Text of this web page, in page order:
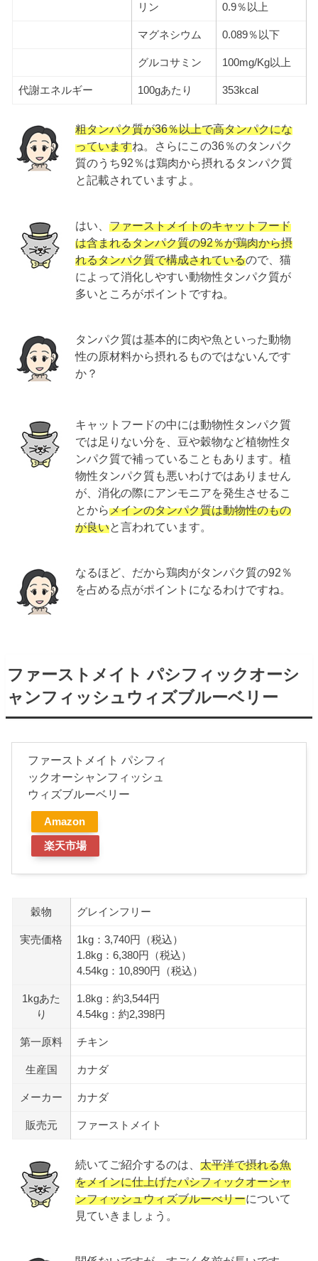
リン 0.9％以上
マグネシウム 0.089％以下
グルコサミン 100mg/Kg以上
代謝エネルギー 100gあたり 353kcal
粗タンパク質が36％以上で高タンパクにな
っていますね。さらにこの36％のタンパク
質のうち92％は鶏肉から摂れるタンパク質
と記載されていますよ。
はい、ファーストメイトのキャットフード
は含まれるタンパク質の92％が鶏肉から摂
れるタンパク質で構成されているので、猫
によって消化しやすい動物性タンパク質が
多いところがポイントですね。
タンパク質は基本的に肉や魚といった動物
性の原材料から摂れるものではないんです
か？
キャットフードの中には動物性タンパク質
では足りない分を、豆や穀物など植物性タ
ンパク質で補っていることもあります。植
物性タンパク質も悪いわけではありません
が、消化の際にアンモニアを発生させるこ
とからメインのタンパク質は動物性のもの
が良いと言われています。
なるほど、だから鶏肉がタンパク質の92％
を占める点がポイントになるわけですね。
ファーストメイト パシフィックオーシ
ャンフィッシュウィズブルーベリー
ファーストメイト パシフィ
ックオーシャンフィッシュ
ウィズブルーベリー
Amazon
楽天市場
穀物 グレインフリー
実売価格
1kg：3,740円（税込）
1.8kg：6,380円（税込）
4.54kg：10,890円（税込）
1kgあた
り
1.8kg：約3,544円
4.54kg：約2,398円
第一原料 チキン
生産国 カナダ
メーカー カナダ
販売元 ファーストメイト
続いてご紹介するのは、太平洋で摂れる魚
をメインに仕上げたパシフィックオーシャ
ンフィッシュウィズブルーべリーについて
見ていきましょう。